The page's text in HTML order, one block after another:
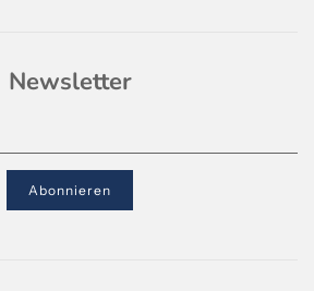
Newsletter